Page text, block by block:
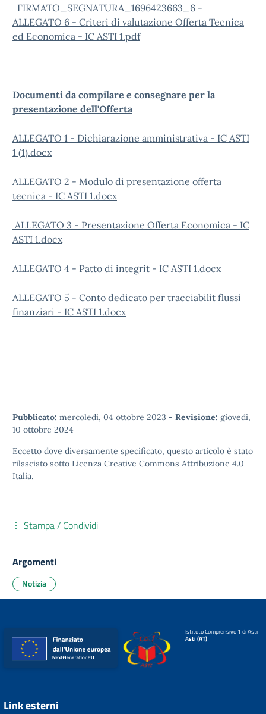
FIRMATO_SEGNATURA_1696423663_6 -
ALLEGATO 6 - Criteri di valutazione Offerta Tecnica
ed Economica - IC ASTI 1.pdf
Documenti da compilare e consegnare per la
presentazione dell'Offerta
ALLEGATO 1 - Dichiarazione amministrativa - IC ASTI
1 (1).docx
ALLEGATO 2 - Modulo di presentazione offerta
tecnica - IC ASTI 1.docx
ALLEGATO 3 - Presentazione Offerta Economica - IC
ASTI 1.docx
ALLEGATO 4 - Patto di integrit - IC ASTI 1.docx
ALLEGATO 5 - Conto dedicato per tracciabilit flussi
finanziari - IC ASTI 1.docx
Pubblicato: mercoledì, 04 ottobre 2023 - Revisione: giovedì,
10 ottobre 2024
Eccetto dove diversamente specificato, questo articolo è stato
rilasciato sotto Licenza Creative Commons Attribuzione 4.0
Italia.
Stampa / Condividi
Argomenti
Notizia
Istituto Comprensivo 1 di Asti
Asti (AT)
Link esterni